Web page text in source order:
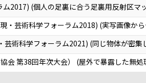
2017) (個人の足裏に合う足裏用反射区マ
・芸術科学フォーラム2018) (実写画像か
術科学フォーラム2021) (同じ物体が密
会 第38回年次大会） (屋外で暴露した無